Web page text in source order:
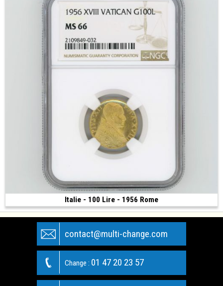
Italie - 100 Lire - 1956 Rome
(1956 • Rome • 5.20 g • 22 mm)
contact@multi-change.com
Change : 01 47 20 23 57